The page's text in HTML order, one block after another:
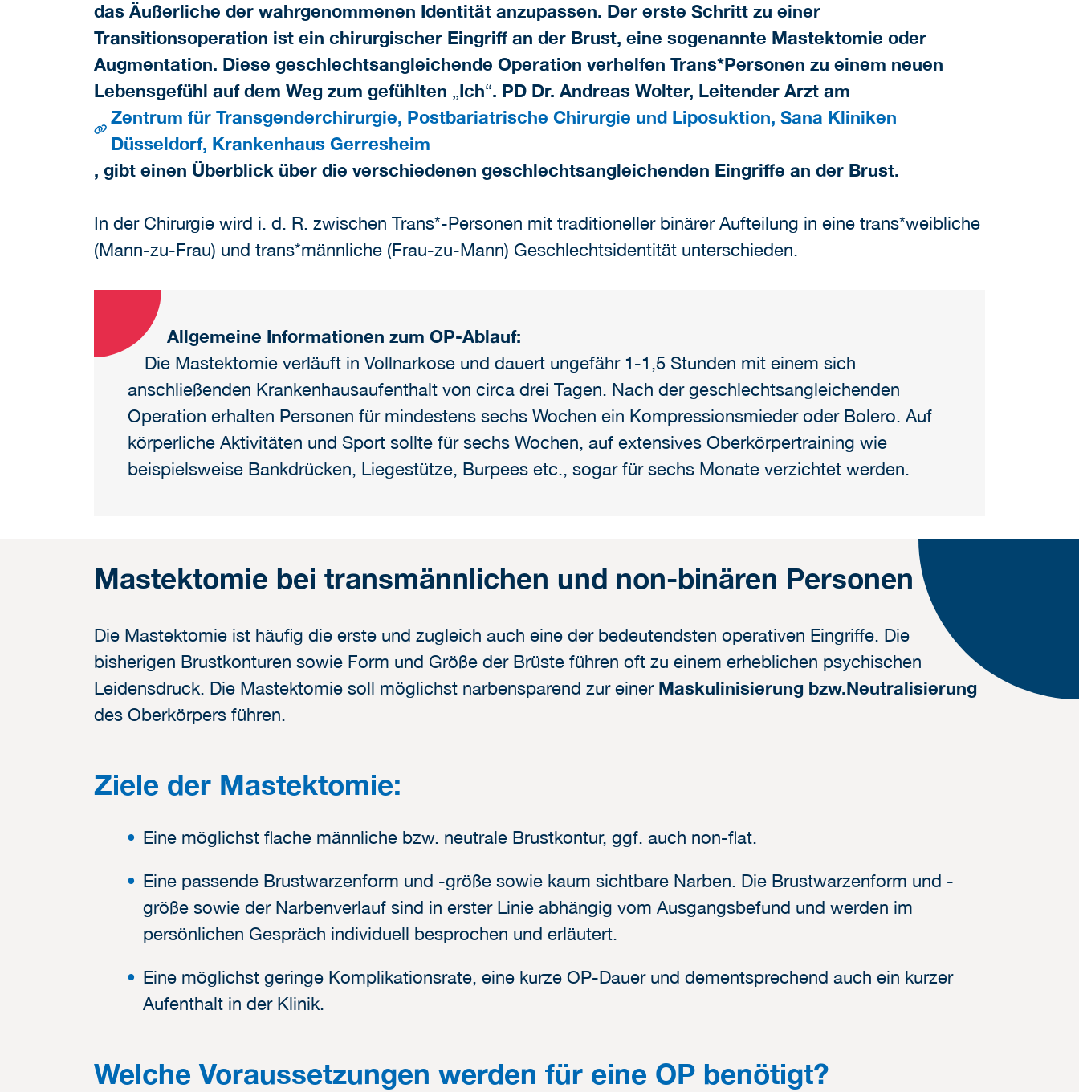
das Äußerliche der wahrgenommenen Identität anzupassen. Der erste Schritt zu einer
Transitionsoperation ist ein chirurgischer Eingriff an der Brust, eine sogenannte Mastektomie oder
Augmentation. Diese geschlechtsangleichende Operation verhelfen Trans*Personen zu einem neuen
Lebensgefühl auf dem Weg zum gefühlten „Ich“. PD Dr. Andreas Wolter, Leitender Arzt am
Zentrum für Transgenderchirurgie, Postbariatrische Chirurgie und Liposuktion, Sana Kliniken
Düsseldorf, Krankenhaus Gerresheim
, gibt einen Überblick über die verschiedenen geschlechtsangleichenden Eingriffe an der Brust.
In der Chirurgie wird i. d. R. zwischen Trans*-Personen mit traditioneller binärer Aufteilung in eine trans*weibliche
(Mann-zu-Frau) und trans*männliche (Frau-zu-Mann) Geschlechtsidentität unterschieden.
Allgemeine Informationen zum OP-Ablauf:
Die Mastektomie verläuft in Vollnarkose und dauert ungefähr 1-1,5 Stunden mit einem sich
anschließenden Krankenhausaufenthalt von circa drei Tagen. Nach der geschlechtsangleichenden
Operation erhalten Personen für mindestens sechs Wochen ein Kompressionsmieder oder Bolero. Auf
körperliche Aktivitäten und Sport sollte für sechs Wochen, auf extensives Oberkörpertraining wie
beispielsweise Bankdrücken, Liegestütze, Burpees etc., sogar für sechs Monate verzichtet werden.
Mastektomie bei transmännlichen und non-binären Personen
Die Mastektomie ist häufig die erste und zugleich auch eine der bedeutendsten operativen Eingriffe. Die
bisherigen Brustkonturen sowie Form und Größe der Brüste führen oft zu einem erheblichen psychischen
Leidensdruck. Die Mastektomie soll möglichst narbensparend zur einer Maskulinisierung bzw.Neutralisierung
des Oberkörpers führen.
Ziele der Mastektomie:
Eine möglichst flache männliche bzw. neutrale Brustkontur, ggf. auch non-flat.
Eine passende Brustwarzenform und -größe sowie kaum sichtbare Narben. Die Brustwarzenform und -
größe sowie der Narbenverlauf sind in erster Linie abhängig vom Ausgangsbefund und werden im
persönlichen Gespräch individuell besprochen und erläutert.
Eine möglichst geringe Komplikationsrate, eine kurze OP-Dauer und dementsprechend auch ein kurzer
Aufenthalt in der Klinik.
Welche Voraussetzungen werden für eine OP benötigt?